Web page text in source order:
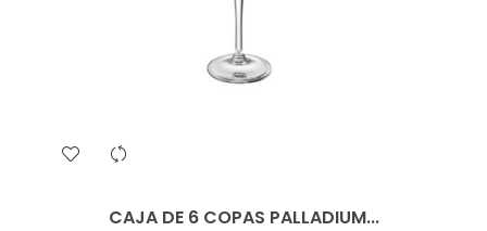
CAJA DE 6 COPAS PALLADIUM...